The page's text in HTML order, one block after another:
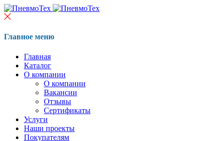
Главное меню
Главная
Каталог
О компании
О компании
Вакансии
Отзывы
Сертификаты
Услуги
Наши проекты
Покупателям